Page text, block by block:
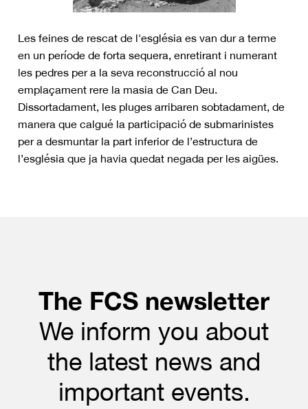
Les feines de rescat de l'església es van dur a terme
en un període de forta sequera, enretirant i numerant
les pedres per a la seva reconstrucció al nou
emplaçament rere la masia de Can Deu.
Dissortadament, les pluges arribaren sobtadament, de
manera que calgué la participació de submarinistes
per a desmuntar la part inferior de l’estructura de
l’església que ja havia quedat negada per les aigües.
The FCS newsletter
We inform you about
the latest news and
important events.